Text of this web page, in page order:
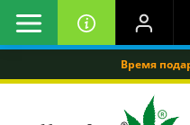
Время